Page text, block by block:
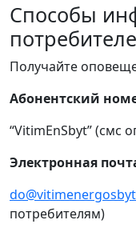
Способы
Получайте
Абонентский
“VitimEnSbyt” (смс
Электронная
потребителям)